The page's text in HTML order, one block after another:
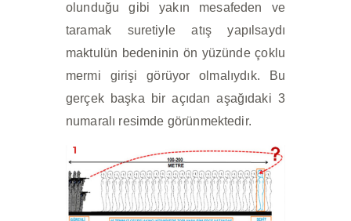
olunduğu gibi yakın mesafeden ve
taramak suretiyle atış yapılsaydı
maktulün bedeninin ön yüzünde çoklu
mermi girişi görüyor olmalıydık. Bu
gerçek başka bir açıdan aşağıdaki 3
numaralı resimde görünmektedir.